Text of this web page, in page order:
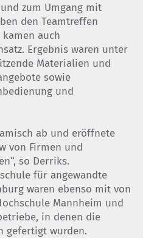
zum Umgang mit
den Teamtreffen
auch
Ergebnis waren unter
Materialien und
sowie
und
ab und eröffnete
von Firmen und
so Derriks.
für angewandte
waren ebenso mit von
Mannheim und
in denen die
gefertigt wurden.